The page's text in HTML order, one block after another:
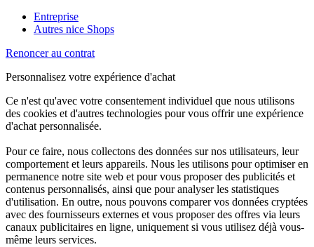
Entreprise
Autres nice Shops
Renoncer au contrat
Personnalisez votre expérience d'achat
Ce n'est qu'avec votre consentement individuel que nous utilisons
des cookies et d'autres technologies pour vous offrir une expérience
d'achat personnalisée.
Pour ce faire, nous collectons des données sur nos utilisateurs, leur
comportement et leurs appareils. Nous les utilisons pour optimiser en
permanence notre site web et pour vous proposer des publicités et
contenus personnalisés, ainsi que pour analyser les statistiques
d'utilisation. En outre, nous pouvons comparer vos données cryptées
avec des fournisseurs externes et vous proposer des offres via leurs
canaux publicitaires en ligne, uniquement si vous utilisez déjà vous-
même leurs services.